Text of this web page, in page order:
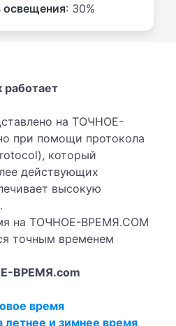
освещения: 30%
работает
на ТОЧНОЕ-
при помощи протокола
который
действующих
высокую
на ТОЧНОЕ-ВРЕМЯ.COM
точным временем
ВРЕМЯ.com
время
летнее и зимнее время